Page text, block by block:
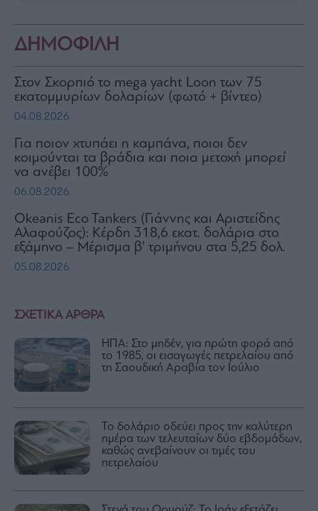
ΣΧΕΤΙΚΑ ΑΡΘΡΑ
ΗΠΑ: Στο μηδέν, για πρώτη φορά από
το 1985, οι εισαγωγές πετρελαίου από
τη Σαουδική Αραβία τον Ιούλιο
Το δολάριο οδεύει προς την καλύτερη
ημέρα των τελευταίων δύο εβδομάδων,
καθώς ανεβαίνουν οι τιμές του
πετρελαίου
ΔΗΜΟΦΙΛΗ
Στον Σκορπιό το mega yacht Loon των 75
εκατομμυρίων δολαρίων (φωτό + βίντεο)
04.08.2026
Για ποιον χτυπάει η καμπάνα, ποιοι δεν
κοιμούνται τα βράδια και ποια μετοχή μπορεί
να ανέβει 100%
06.08.2026
Okeanis Eco Tankers (Γιάννης και Αριστείδης
Αλαφούζος): Κέρδη 318,6 εκατ. δολάρια στο
εξάμηνο – Μέρισμα β’ τριμήνου στα 5,25 δολ.
05.08.2026